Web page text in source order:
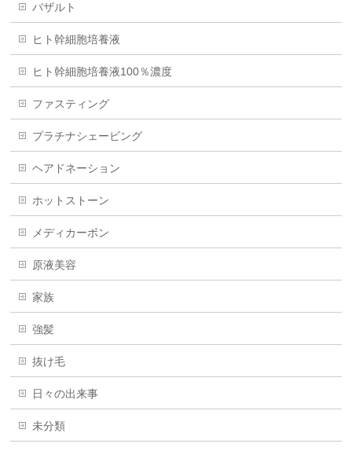
バザルト
ヒト幹細胞培養液
ヒト幹細胞培養液100％濃度
ファスティング
プラチナシェービング
ヘアドネーション
ホットストーン
メディカーボン
原液美容
家族
強髪
抜け毛
日々の出来事
未分類